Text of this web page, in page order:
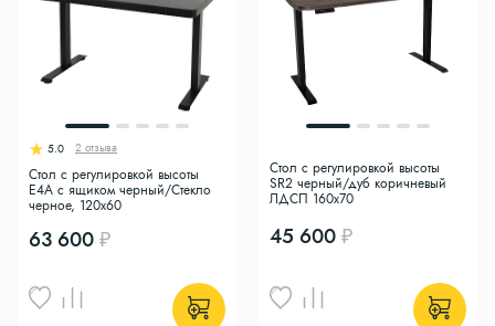
63 600
5.0 2 отзыва
Стол с регулировкой высоты
E4A с ящиком черный/Стекло
черное, 120x60
45 600
Стол с регулировкой высоты
SR2 черный/дуб коричневый
ЛДСП 160х70